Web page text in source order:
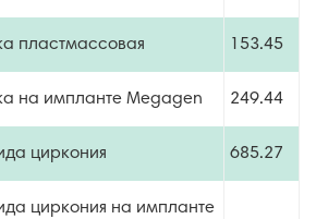
пластмассовая 153.45
на импланте Megagen 249.44
циркония 685.27
циркония на импланте